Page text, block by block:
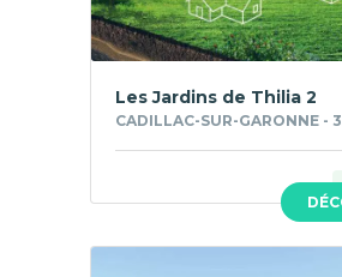
Les Jardins de Thilia 2
CADILLAC-SUR-GARONNE -